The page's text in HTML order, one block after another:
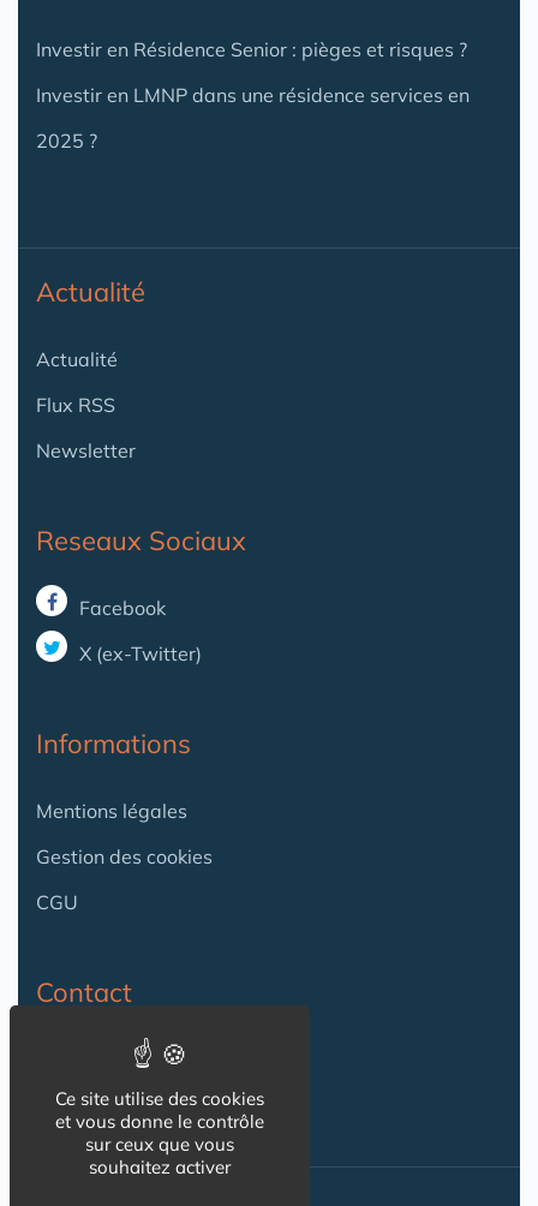
Investir en Résidence Senior : pièges et risques ?
Investir en LMNP dans une résidence services en
2025 ?
Actualité
Actualité
Flux RSS
Newsletter
Reseaux Sociaux
Facebook
X (ex-Twitter)
Informations
Mentions légales
Gestion des cookies
CGU
Contact
Ce site utilise des cookies
et vous donne le contrôle
sur ceux que vous
souhaitez activer